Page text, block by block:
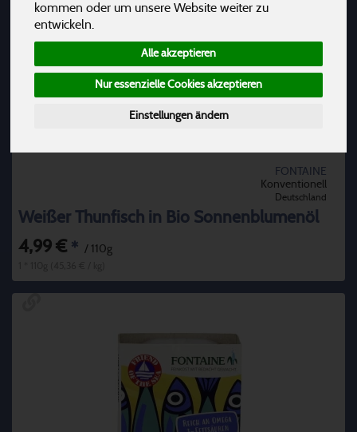
kommen oder um unsere Website weiter zu
entwickeln.
Alle akzeptieren
Nur essenzielle Cookies akzeptieren
Einstellungen ändern
FONTAINE
Konventionell
Deutschland
Weißer Thunfisch in Bio Sonnenblumenöl
4,99 € * / 110g